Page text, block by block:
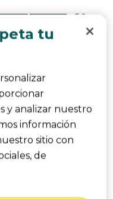
5.0
Denunciar
calidad y
lo fácil que se
pesa casi nada,
tu
y analizar nuestro
información
sitio con
de